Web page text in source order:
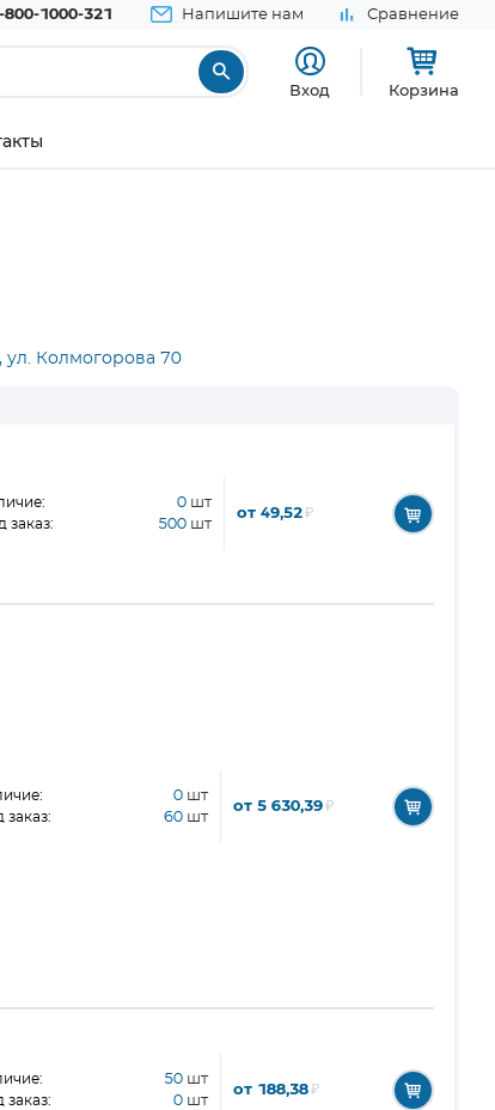
800-1000-321 Напишите нам Сравнение
Вход Корзина
ул. Колмогорова 70
0 шт
заказ: 500 шт
от 49,52₽
0 шт
заказ: 60 шт
от 5 630,39₽
50 шт
заказ: 0 шт
от 188,38₽